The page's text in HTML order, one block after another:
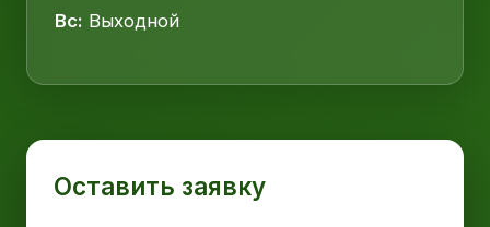
Вс: Выходной
Оставить заявку